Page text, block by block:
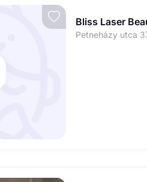
Bliss Laser
Petneházy utca